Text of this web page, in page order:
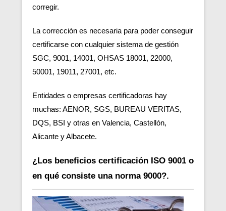
corregir.
La corrección es necesaria para poder conseguir
certificarse con cualquier sistema de gestión
SGC, 9001, 14001, OHSAS 18001, 22000,
50001, 19011, 27001, etc.
Entidades o empresas certificadoras hay
muchas: AENOR, SGS, BUREAU VERITAS,
DQS, BSI y otras en Valencia, Castellón,
Alicante y Albacete.
¿Los beneficios certificación ISO 9001 o
en qué consiste una norma 9000?.